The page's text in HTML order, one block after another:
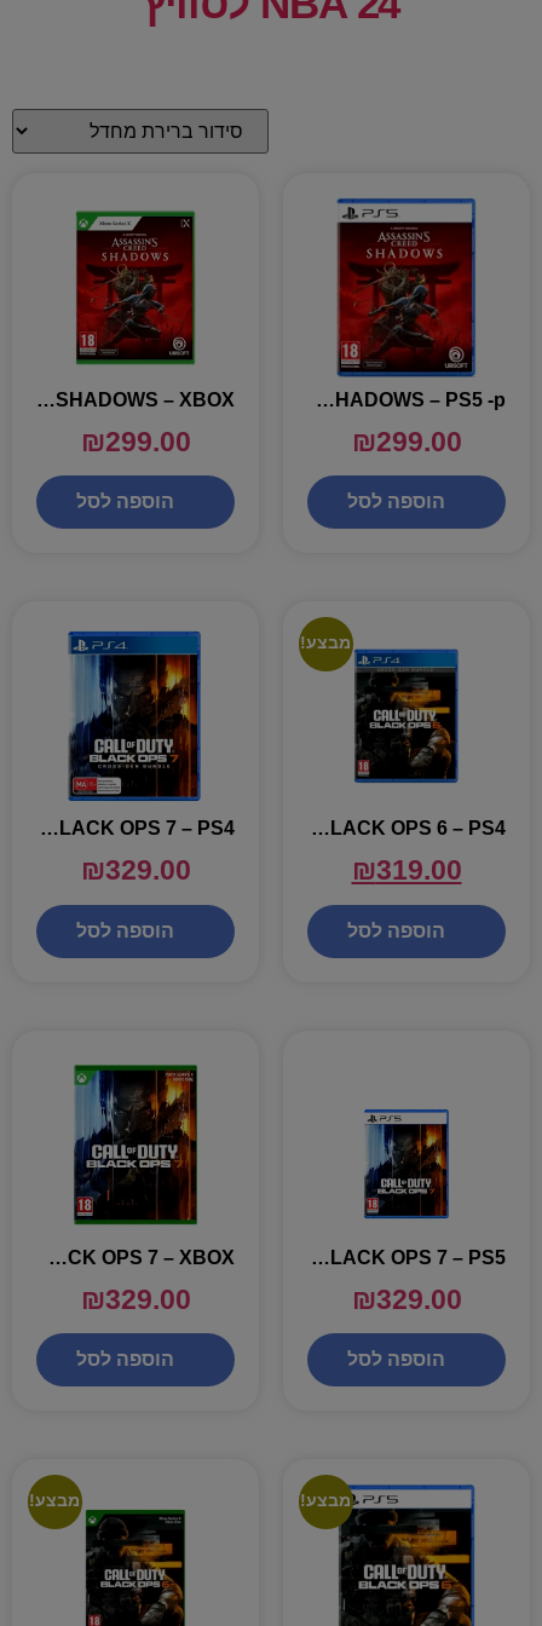
ASSASSINS CREED SHADOWS – PS5 -p
₪299.00
הוספה לסל
ASSASSINS CREED SHADOWS – XBOX
₪299.00
הוספה לסל
מבצע!
CALL OF DUTY BLACK OPS 6 – PS4
₪319.00
הוספה לסל
CALL OF DUTY BLACK OPS 7 – PS4
₪329.00
הוספה לסל
CALL OF DUTY BLACK OPS 7 – PS5
₪329.00
הוספה לסל
CALL OF DUTY BLACK OPS 7 – XBOX
₪329.00
הוספה לסל
מבצע! מבצע!